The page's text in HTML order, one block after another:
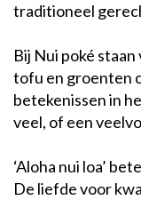
traditioneel
Bij Nui poké
tofu en groenten
betekenissen in
veel, of een
‘Aloha nui loa’
De liefde voor